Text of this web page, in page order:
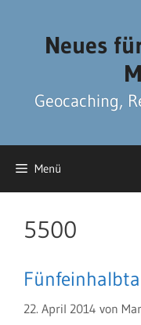
Neues
Geocaching,
Menü
5500
22. April 2014 von